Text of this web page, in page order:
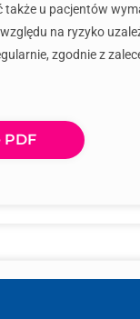
u pacjentów
na ryzyko
zgodnie z